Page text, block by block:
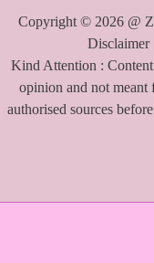
Copyright © 2026 @
Disclaimer|
Kind Attention : Content
opinion and not
authorised sources